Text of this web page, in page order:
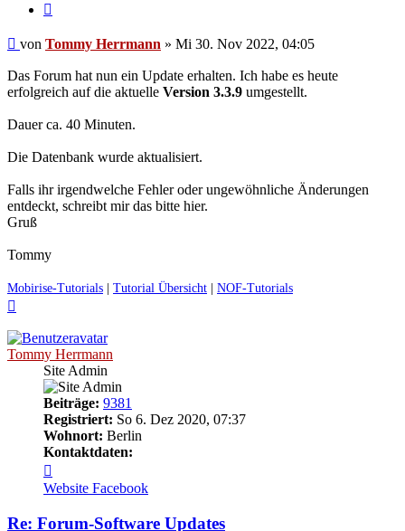
Ungelesener
von Tommy Herrmann » Mi 30. Nov 2022, 04:05
Das Forum hat nun ein Update erhalten. Ich habe es heute
erfolgreich auf die aktuelle Version 3.3.9 umgestellt.
Dauer ca. 40 Minuten.
Die Datenbank wurde aktualisiert.
Falls ihr irgendwelche Fehler oder ungewöhnliche Änderungen
entdeckt, schreibt mir das bitte hier.
Gruß
Tommy
Mobirise-Tutorials Tutorial Übersicht NOF-Tutorials
Tommy Herrmann
Site Admin
Beiträge: 9381
Registriert: So 6. Dez 2020, 07:37
Wohnort: Berlin
Kontaktdaten:
von
Tommy
Herrmann
Website Facebook
Re: Forum-Software Updates